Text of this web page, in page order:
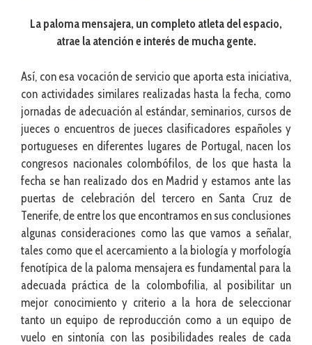
La paloma mensajera, un completo atleta del espacio,
atrae la atención e interés de mucha gente.
Así, con esa vocación de servicio que aporta esta iniciativa,
con actividades similares realizadas hasta la fecha, como
jornadas de adecuación al estándar, seminarios, cursos de
jueces o encuentros de jueces clasificadores españoles y
portugueses en diferentes lugares de Portugal, nacen los
congresos nacionales colombófilos, de los que hasta la
fecha se han realizado dos en Madrid y estamos ante las
puertas de celebración del tercero en Santa Cruz de
Tenerife, de entre los que encontramos en sus conclusiones
algunas consideraciones como las que vamos a señalar,
tales como que el acercamiento a la biología y morfología
fenotípica de la paloma mensajera es fundamental para la
adecuada práctica de la colombofilia, al posibilitar un
mejor conocimiento y criterio a la hora de seleccionar
tanto un equipo de reproducción como a un equipo de
vuelo en sintonía con las posibilidades reales de cada